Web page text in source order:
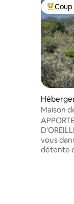
Coups
Maison
D'OREILLER
vous
détente
une
aiment